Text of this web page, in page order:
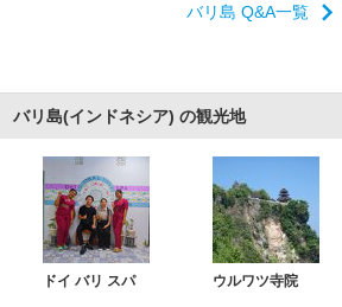
バリ島 Q&A一覧
バリ島(インドネシア) の観光地
ドイ バリ スパ ウルワツ寺院